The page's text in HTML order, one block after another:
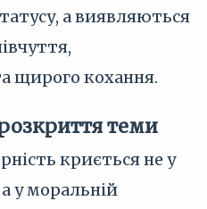
а виявляються
щирого кохання.
теми
криється не у
у моральній